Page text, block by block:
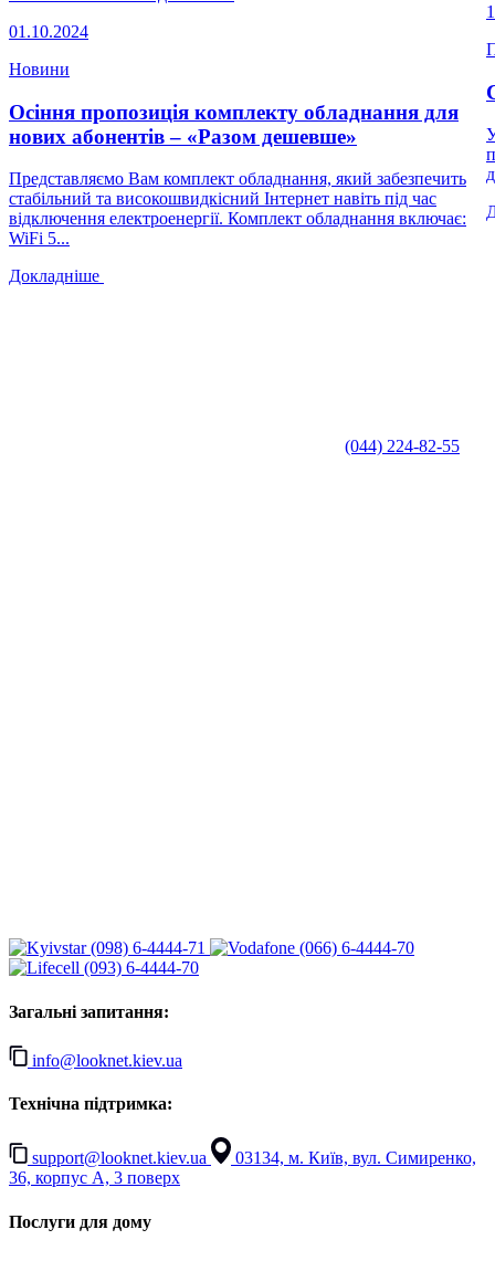
01.10.2024
Новини
Осіння пропозиція комплекту обладнання для
нових абонентів – «Разом дешевше»
Представляємо Вам комплект обладнання, який забезпечить
стабільний та високошвидкісний Інтернет навіть під час
відключення електроенергії. Комплект обладнання включає:
WiFi 5...
Докладніше
(044) 224-82-55
(098) 6-4444-71
(066) 6-4444-70
(093) 6-4444-70
Загальні запитання:
info@looknet.kiev.ua
Технічна підтримка:
support@looknet.kiev.ua
03134, м. Київ, вул. Симиренко,
36, корпус А, 3 поверх
Послуги для дому